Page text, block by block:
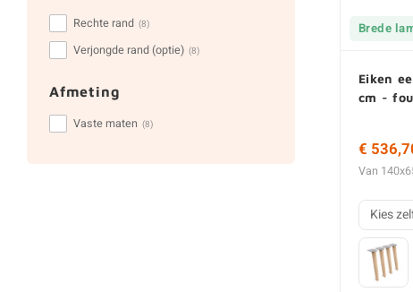
Rechte rand (8)
Verjongde rand (optie) (8)
Afmeting
Vaste maten (8)
Brede
Eiken
cm -
€
Van
Kies